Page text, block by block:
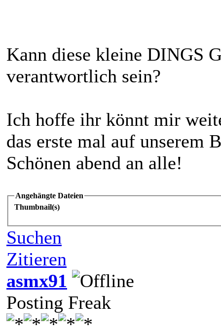
Kann diese kleine DINGS
verantwortlich sein?
Ich hoffe ihr könnt mir
das erste mal auf unserem
Schönen abend an alle!
Angehängte Dateien
Thumbnail(s)
Suchen
Zitieren
asmx91
Posting Freak